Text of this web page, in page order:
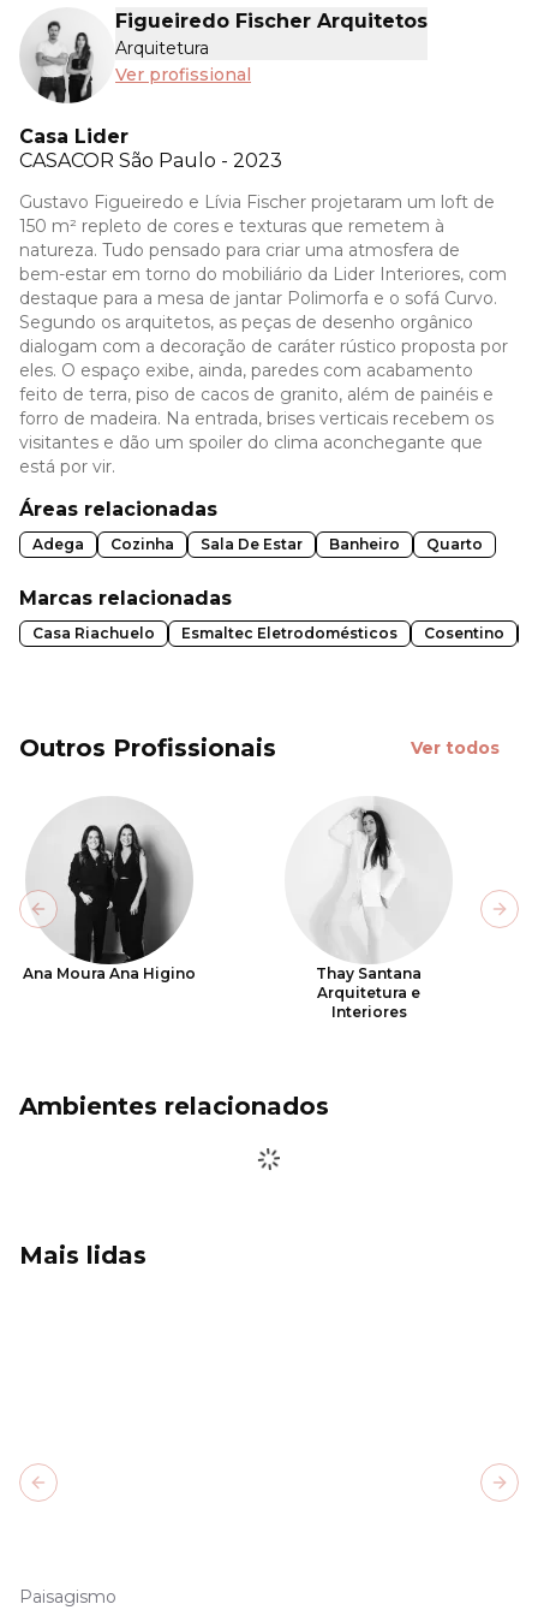
Figueiredo Fischer Arquitetos
Arquitetura
Ver profissional
Casa Lider
CASACOR São Paulo - 2023
Gustavo Figueiredo e Lívia Fischer projetaram um loft de
150 m² repleto de cores e texturas que remetem à
natureza. Tudo pensado para criar uma atmosfera de
bem-estar em torno do mobiliário da Lider Interiores, com
destaque para a mesa de jantar Polimorfa e o sofá Curvo.
Segundo os arquitetos, as peças de desenho orgânico
dialogam com a decoração de caráter rústico proposta por
eles. O espaço exibe, ainda, paredes com acabamento
feito de terra, piso de cacos de granito, além de painéis e
forro de madeira. Na entrada, brises verticais recebem os
visitantes e dão um spoiler do clima aconchegante que
está por vir.
Áreas relacionadas
Adega Cozinha Sala De Estar Banheiro Quarto
Marcas relacionadas
Casa Riachuelo Esmaltec Eletrodomésticos Cosentino
Outros Profissionais Ver todos
Ana Moura Ana Higino
Thay Santana
Arquitetura e
Interiores
Previous slide
Ambientes relacionados
Mais lidas
Paisagismo
Previous slide